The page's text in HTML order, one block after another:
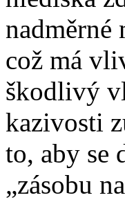
nadměrné
což má
škodlivý
kazivosti
to, aby se
„zásobu